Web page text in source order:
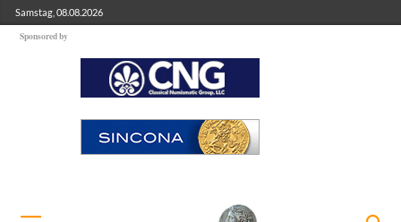
Samstag, 08.08.2026
Sponsored by